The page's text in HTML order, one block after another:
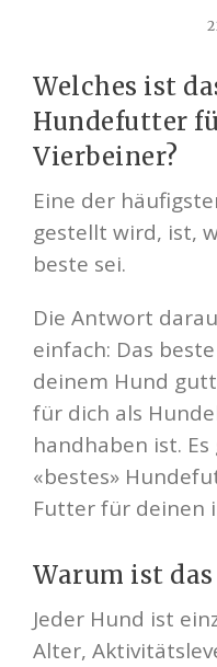
Welches ist
Hundefutter
Vierbeiner?
Eine der
gestellt wird, ist,
beste sei.
Die Antwort
einfach: Das
deinem Hund
für dich als
handhaben ist.
«bestes»
Futter für deinen
Warum ist das
Jeder Hund ist
Alter,